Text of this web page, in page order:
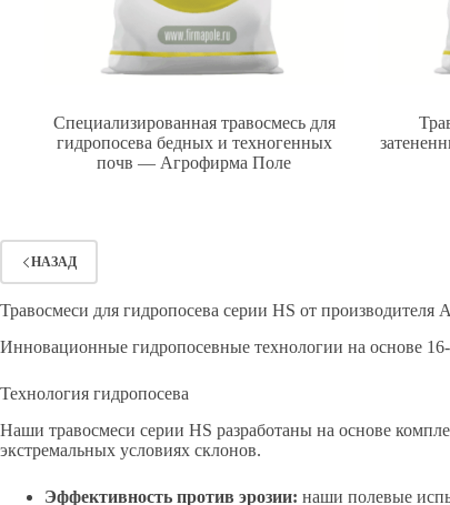
Специализированная травосмесь для
гидропосева бедных и техногенных
почв — Агрофирма Поле
НАЗАД
Травосмеси для гидропосева серии HS от производителя
Инновационные гидропосевные технологии на основе
Технология гидропосева
Наши травосмеси серии HS разработаны на основе
экстремальных условиях склонов.
Эффективность против эрозии: наши полевые